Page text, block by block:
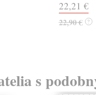
22,21 €
22,90 € ?
s